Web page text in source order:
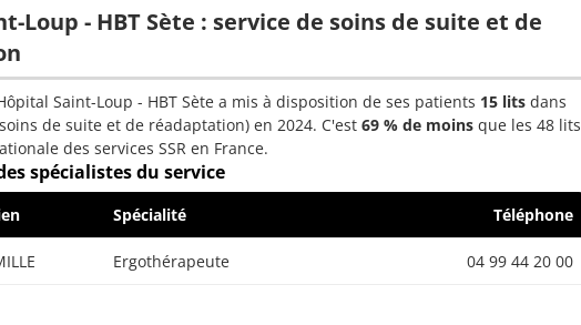
Loup - HBT Sète : service de soins de suite et de
Saint-Loup - HBT Sète a mis à disposition de ses patients 15 lits dans
de suite et de réadaptation) en 2024. C'est 69 % de moins que les 48 lits
des services SSR en France.
spécialistes du service
Spécialité Téléphone
Ergothérapeute 04 99 44 20 00